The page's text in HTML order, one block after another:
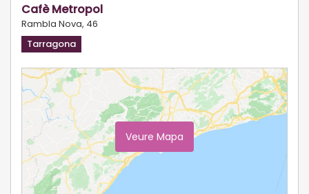
Cafè Metropol
Rambla Nova, 46
Tarragona
Veure Mapa